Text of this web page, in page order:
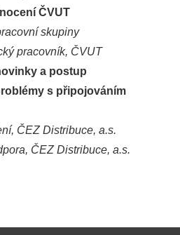
ČVUT
skupiny
pracovník, ČVUT
a postup
s připojováním
ČEZ Distribuce, a.s.
ČEZ Distribuce, a.s.